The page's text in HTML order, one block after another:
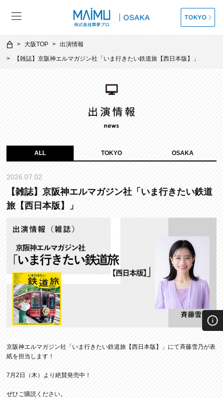
大阪TOP 出演情報
【雑誌】京阪神エルマガジン社「いま行きたい鉄道旅【西日本版】」
ALL TOKYO OSAKA
2026.07.02
【雑誌】京阪神エルマガジン社「いま行きたい鉄道
旅【西日本版】」
京阪神エルマガジン社「いま行きたい鉄道旅【西日本版】」にて斉藤雪乃が表
紙を担当します！
7月2日（木）より絶賛発売中！
ぜひご購読ください。